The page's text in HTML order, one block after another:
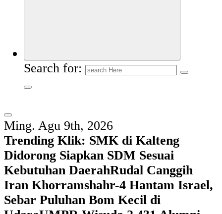
Search for:
Ming. Agu 9th, 2026
Trending Klik: SMK di Kalteng
Didorong Siapkan SDM Sesuai
Kebutuhan DaerahRudal Canggih
Iran Khorramshahr-4 Hantam Israel,
Sebar Puluhan Bom Kecil di